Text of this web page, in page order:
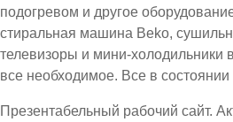
подогревом и другое
стиральная машина Beko,
телевизоры и мини-холодильники
все необходимое. Все в состоянии
Презентабельный рабочий сайт.